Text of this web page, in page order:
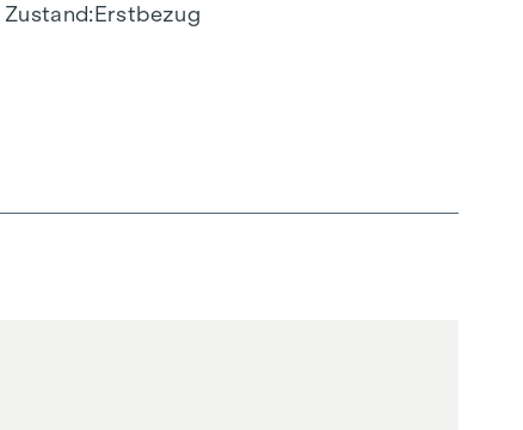
Zustand Erstbezug